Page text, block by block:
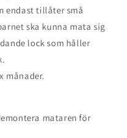
endast tillåter små
ska kunna mata sig
lock som håller
månader.
mataren för